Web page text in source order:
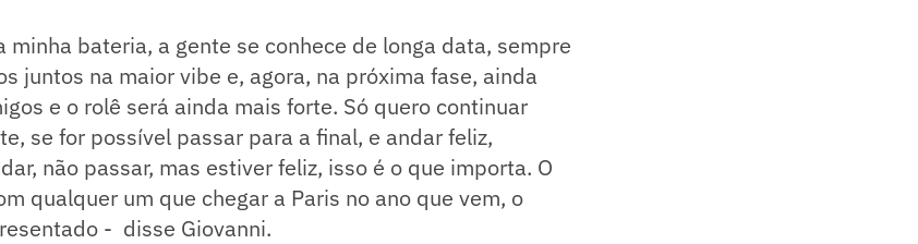
minha bateria, a gente se conhece de longa data, sempre
juntos na maior vibe e, agora, na próxima fase, ainda
e o rolê será ainda mais forte. Só quero continuar
se for possível passar para a final, e andar feliz,
não passar, mas estiver feliz, isso é o que importa. O
qualquer um que chegar a Paris no ano que vem, o
- disse Giovanni.